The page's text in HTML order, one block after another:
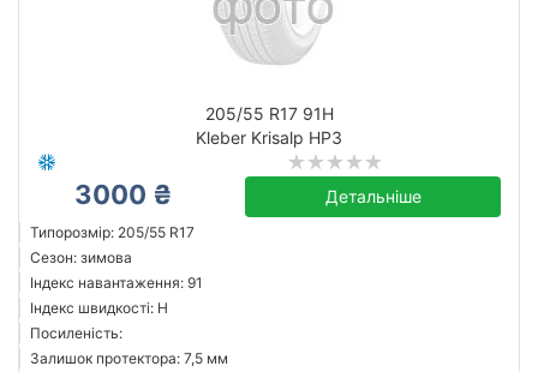
205/55 R17 91H
Kleber Krisalp HP3
3000 ₴ Детальніше
Типорозмір: 205/55 R17
Сезон: зимова
Індекс навантаження: 91
Індекс швидкості: H
Посиленість:
Залишок протектора: 7,5 мм